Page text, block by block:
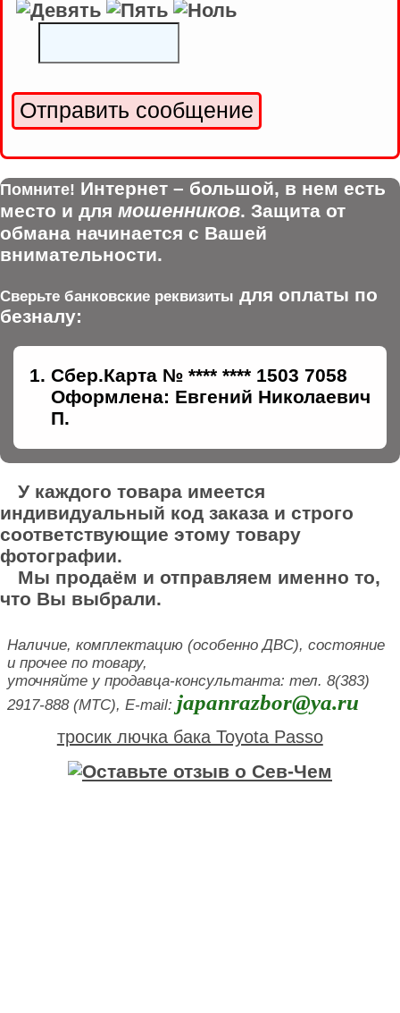
Помните! Интернет – большой, в нем есть
место и для мошенников. Защита от
обмана начинается с Вашей
внимательности.
Сверьте банковские реквизиты для оплаты по
безналу:
Сбер.Карта № **** **** 1503 7058
Оформлена: Евгений Николаевич
П.
У каждого товара имеется
индивидуальный код заказа и строго
соответствующие этому товару
фотографии.
Мы продаём и отправляем именно то,
что Вы выбрали.
Наличие, комплектацию (особенно ДВС), состояние
и прочее по товару,
уточняйте у продавца-консультанта: тел. 8(383)
2917-888 (МТС), E-mail: japanrazbor@ya.ru
тросик лючка бака Toyota Passo